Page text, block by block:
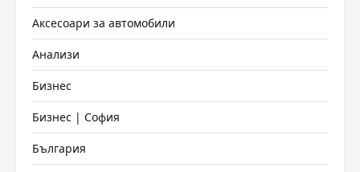
Аксесоари за автомобили
Анализи
Бизнес
Бизнес | София
България